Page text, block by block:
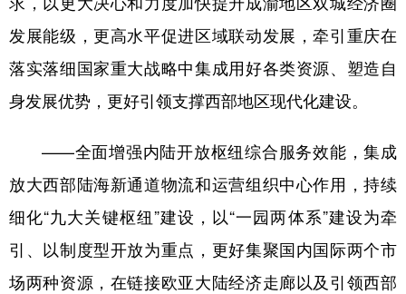
发展能级，更高水平促进区域联动发展，牵引重庆在
落实落细国家重大战略中集成用好各类资源、塑造自
身发展优势，更好引领支撑西部地区现代化建设。
——全面增强内陆开放枢纽综合服务效能，集成
放大西部陆海新通道物流和运营组织中心作用，持续
细化“九大关键枢纽”建设，以“一园两体系”建设为牵
引、以制度型开放为重点，更好集聚国内国际两个市
场两种资源，在链接欧亚大陆经济走廊以及引领西部